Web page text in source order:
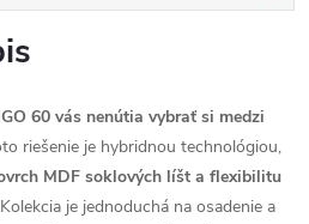
60 vás nenútia vybrať si medzi
riešenie je hybridnou technológiou,
MDF soklových líšt a flexibilitu
je jednoduchá na osadenie a